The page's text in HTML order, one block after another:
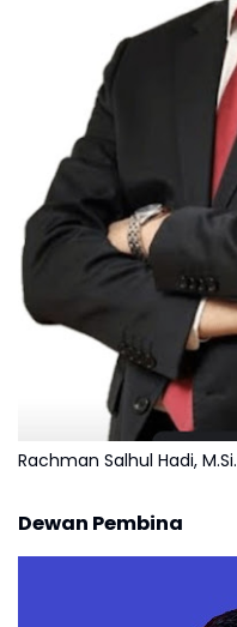
Rachman Salhul Hadi, M.Si.
Dewan Pembina